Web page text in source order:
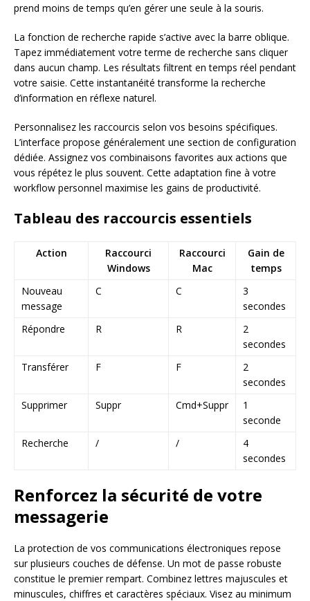
prend moins de temps qu’en gérer une seule à la souris.
La fonction de recherche rapide s’active avec la barre oblique.
Tapez immédiatement votre terme de recherche sans cliquer
dans aucun champ. Les résultats filtrent en temps réel pendant
votre saisie. Cette instantanéité transforme la recherche
d’information en réflexe naturel.
Personnalisez les raccourcis selon vos besoins spécifiques.
L’interface propose généralement une section de configuration
dédiée. Assignez vos combinaisons favorites aux actions que
vous répétez le plus souvent. Cette adaptation fine à votre
workflow personnel maximise les gains de productivité.
Tableau des raccourcis essentiels
Action
Raccourci
Windows
Raccourci
Mac
Gain de
temps
Nouveau
message
C C
3
secondes
Répondre
R R
2
secondes
Transférer
F F
2
secondes
Supprimer
Suppr Cmd+Suppr
1
seconde
Recherche
/ /
4
secondes
Renforcez la sécurité de votre
messagerie
La protection de vos communications électroniques repose
sur plusieurs couches de défense. Un mot de passe robuste
constitue le premier rempart. Combinez lettres majuscules et
minuscules, chiffres et caractères spéciaux. Visez au minimum